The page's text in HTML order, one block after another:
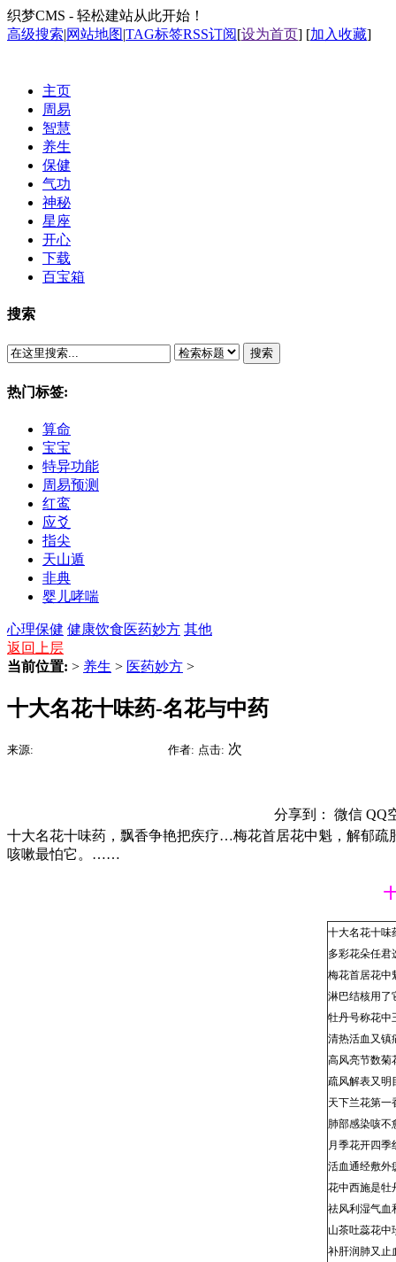
织梦CMS - 轻松建站从此开始！
高级搜索|网站地图|TAG标签RSS订阅[设为首页] [加入收藏]
主页
周易
智慧
养生
保健
气功
神秘
星座
开心
下载
百宝箱
搜索
搜索
热门标签:
算命
宝宝
特异功能
周易预测
红鸾
应爻
指尖
天山遁
非典
婴儿哮喘
心理保健 健康饮食医药妙方 其他
返回上层
当前位置: > 养生 > 医药妙方 >
十大名花十味药-名花与中药
来源: 作者: 点击: 次
分享到： 微信 QQ
十大名花十味药，飘香争艳把疾疗…梅花首居花中魁，解郁
咳嗽最怕它。……
十大名花十味
多彩花朵任君
梅花首居花中
淋巴结核用了
牡丹号称花中
清热活血又镇
高风亮节数菊
疏风解表又明
天下兰花第一
肺部感染咳不
月季花开四季
活血通经敷外
花中西施是牡
祛风利湿气血
山茶吐蕊花中
补肝润肺又止